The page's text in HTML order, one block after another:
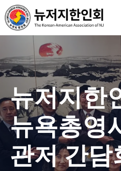
협
회
소
개
갤
러
리
도
뉴저지한
뉴욕총영
관저 간담